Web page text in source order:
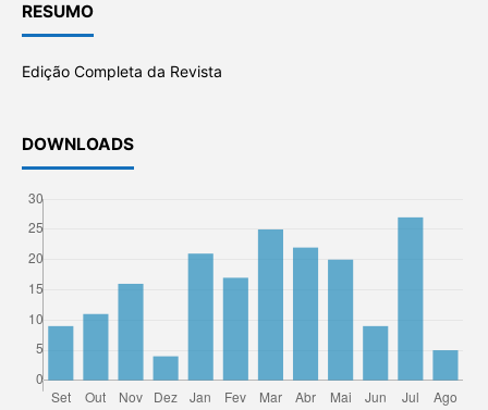
RESUMO
Edição Completa da Revista
DOWNLOADS